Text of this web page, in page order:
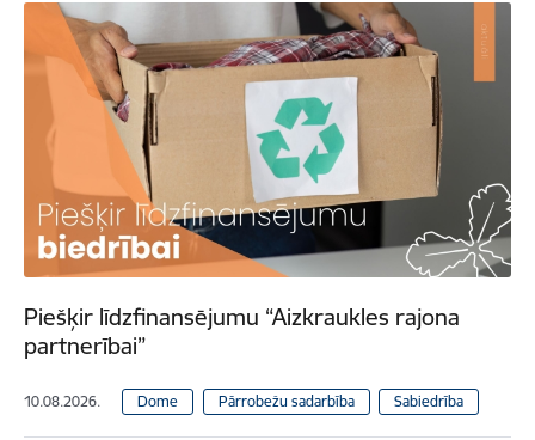
Piešķir līdzfinansējumu “Aizkraukles rajona
partnerībai”
10.08.2026. Dome Pārrobežu sadarbība Sabiedrība